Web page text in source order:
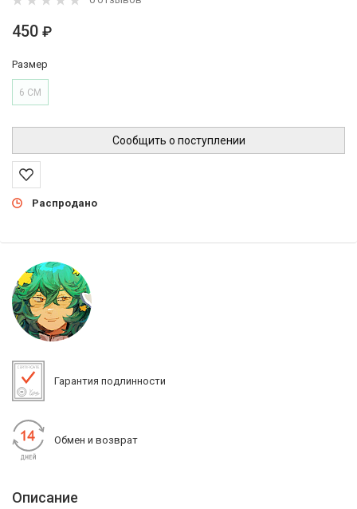
450 ₽
Размер
6 СМ
Распродано
Сообщить о поступлении
Гарантия подлинности
Обмен и возврат
Описание